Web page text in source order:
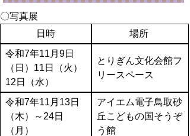
〇写真展
日時
場所
令和7年11月9日
（日）11日（火）
12日（水）
とりぎん文化会館フ
リースペース
令和7年11月13日
（木）～24日
（月）
アイエム電子鳥取砂
丘こどもの国そうぞ
う館